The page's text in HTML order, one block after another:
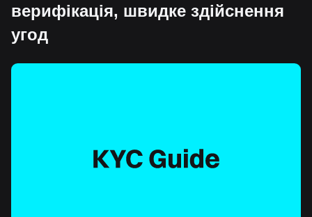
верифікація, швидке здійснення
угод